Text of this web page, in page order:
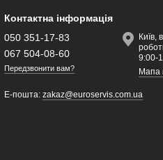
Контактна інформація
050 351-17-83
067 504-08-60
Передзвонити вам?
Київ,
9:00-
Мапа
Е-пошта:zakaz@euroservis.com.ua